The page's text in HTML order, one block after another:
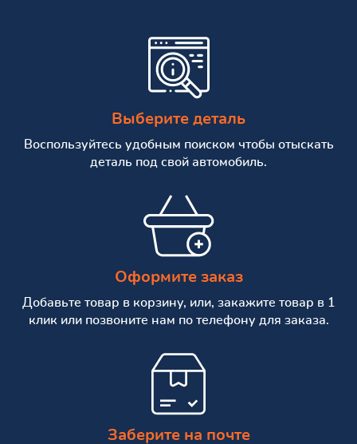
Выберите деталь
Воспользуйтесь удобным поиском чтобы отыскать
деталь под свой автомобиль.
Оформите заказ
Добавьте товар в корзину, или, закажите товар в 1
клик или позвоните нам по телефону для заказа.
Заберите на почте